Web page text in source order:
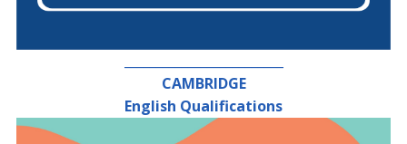
CAMBRIDGE
English Qualifications